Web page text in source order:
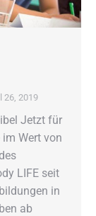
26, 2019
Jetzt für
Wert von
LIFE seit
in
ab